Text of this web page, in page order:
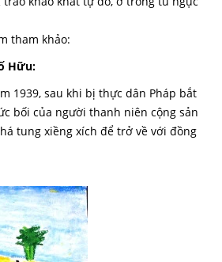
tham khảo:
Hữu:
1939, sau khi bị thực dân Pháp bắt
bối của người thanh niên cộng sản
tung xiềng xích để trở về với đồng